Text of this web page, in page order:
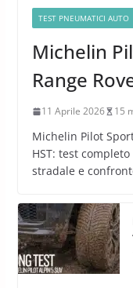
TEST PNEUMATICI AUTO
Michelin
Range
11 Aprile 2026 15
Michelin Pilot
HST: test
stradale e